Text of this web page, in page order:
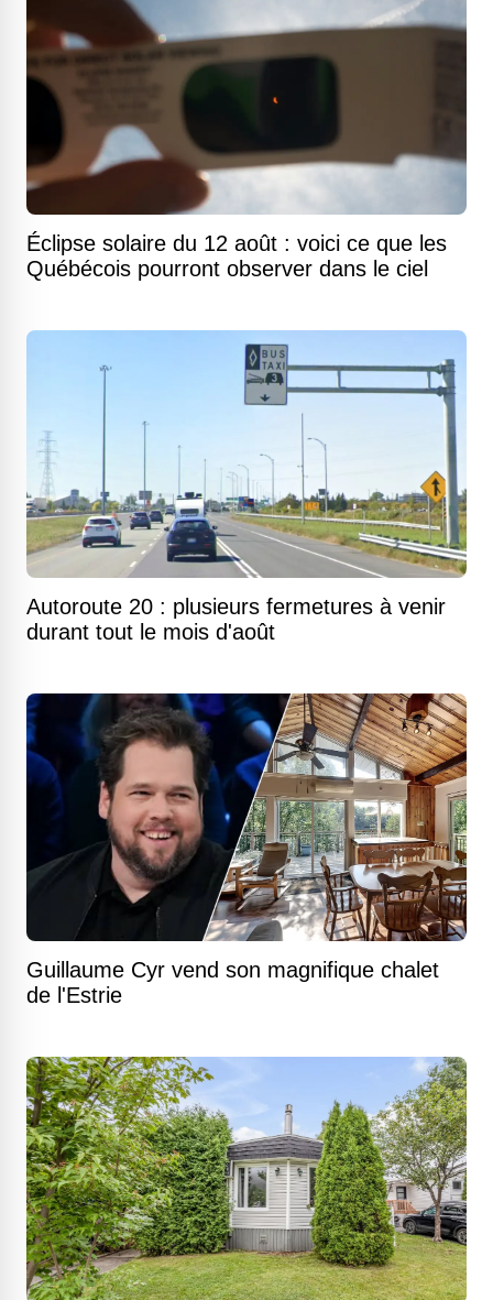
Éclipse solaire du 12 août : voici ce que les
Québécois pourront observer dans le ciel
Autoroute 20 : plusieurs fermetures à venir
durant tout le mois d'août
Guillaume Cyr vend son magnifique chalet
de l'Estrie